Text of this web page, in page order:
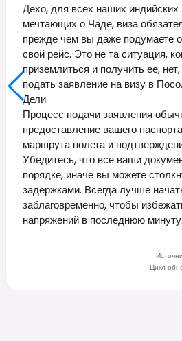
Дехо, для всех наших индийских
мечтающих о Чаде, виза
прежде чем вы даже подумаете
свой рейс. Это не та ситуация,
приземлиться и получить ее,
подать заявление на визу в
Дели.
Процесс подачи заявления
предоставление вашего
маршрута полета и
Убедитесь, что все ваши
порядке, иначе вы можете
задержками. Всегда лучше
заблаговременно, чтобы
напряжений в последнюю минуту.
Цикл